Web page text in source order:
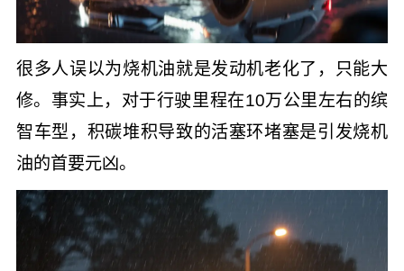
很多人误以为烧机油就是发动机老化了，只能大
修。事实上，对于行驶里程在10万公里左右的缤
智车型，积碳堆积导致的活塞环堵塞是引发烧机
油的首要元凶。